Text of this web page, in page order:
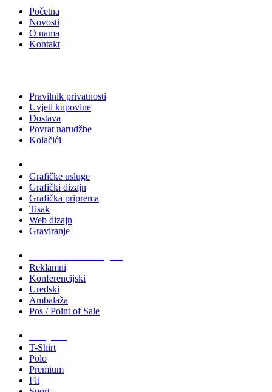
Početna
Novosti
O nama
Kontakt
Pravilnik privatnosti
Uvjeti kupovine
Dostava
Povrat narudžbe
Kolačići
Grafičke usluge
Grafički dizajn
Grafička priprema
Tisak
Web dizajn
Graviranje
Reklamni
Konferencijski
Uredski
Ambalaža
Pos / Point of Sale
T-Shirt
Polo
Premium
Fit